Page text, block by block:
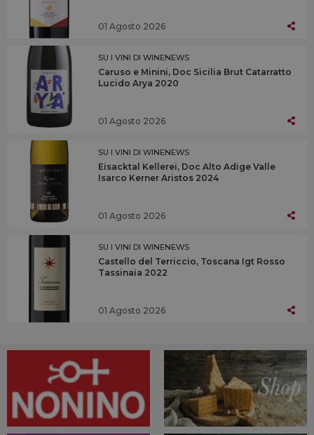
01 Agosto 2026
SU I VINI DI WINENEWS
Caruso e Minini, Doc Sicilia Brut Catarratto
Lucido Arya 2020
01 Agosto 2026
SU I VINI DI WINENEWS
Eisacktal Kellerei, Doc Alto Adige Valle
Isarco Kerner Aristos 2024
01 Agosto 2026
SU I VINI DI WINENEWS
Castello del Terriccio, Toscana Igt Rosso
Tassinaia 2022
01 Agosto 2026